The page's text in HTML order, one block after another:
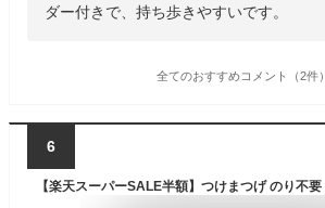
ダー付きで、持ち歩きやすいです。
全てのおすすめコメント（2件）
6